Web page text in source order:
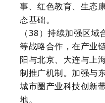
事、红色教育、生态
态基础。
（38）持续加强区
等战略合作，在产业
阳与北京、大连与上
制推广机制。加强与
城市圈产业科技创新
地。